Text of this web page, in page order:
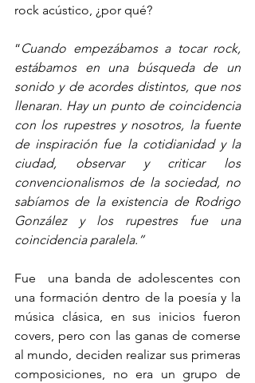
rock acústico, ¿por qué?
“Cuando empezábamos a tocar rock,
estábamos en una búsqueda de un
sonido y de acordes distintos, que nos
llenaran. Hay un punto de coincidencia
con los rupestres y nosotros, la fuente
de inspiración fue la cotidianidad y la
ciudad, observar y criticar los
convencionalismos de la sociedad, no
sabíamos de la existencia de Rodrigo
González y los rupestres fue una
coincidencia paralela.”
Fue  una banda de adolescentes con
una formación dentro de la poesía y la
música clásica, en sus inicios fueron
covers, pero con las ganas de comerse
al mundo, deciden realizar sus primeras
composiciones, no era un grupo de